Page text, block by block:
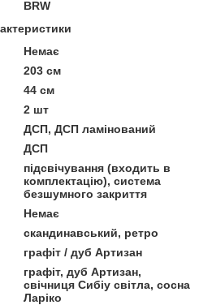
BRW
Немає
203 см
44 см
2 шт
ДСП, ДСП ламінований
ДСП
підсвічування (входить в
комплектацію), система
безшумного закриття
Немає
скандинавський, ретро
графіт / дуб Артизан
графіт, дуб Артизан,
свічниця Сибіу світла, сосна
Ларіко